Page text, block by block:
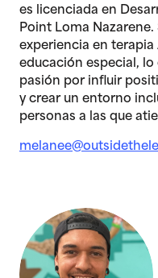
es licenciada en
Point Loma
experiencia en terapia
educación especial, lo
pasión por influir
y crear un entorno
personas a las que